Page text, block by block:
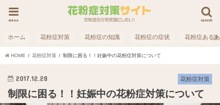
search
menu
ホーム 花粉症対策 花粉症の知識 花粉症の症状 花粉症ある
HOME 花粉症対策 制限に困る！！妊娠中の花粉症対策について
花粉症対策
2017.12.28
制限に困る！！妊娠中の花粉症対策について